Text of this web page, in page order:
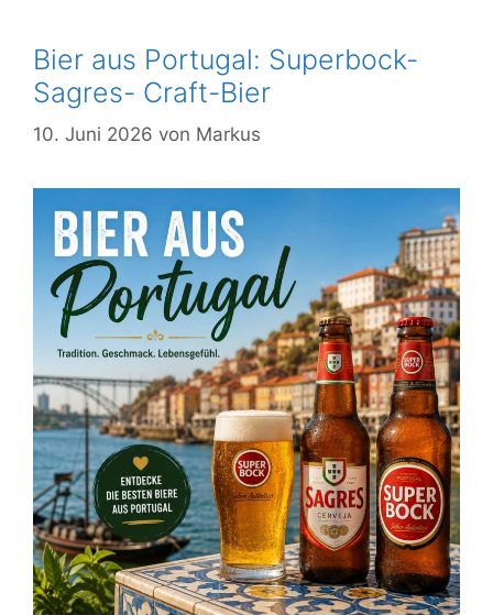
Bier aus Portugal: Superbock-
Sagres- Craft-Bier
10. Juni 2026 von Markus